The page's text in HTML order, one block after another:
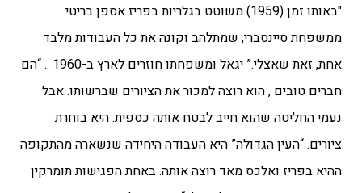
"באותו זמן (1959) משוטט בגלריות בפריז אספן בריטי
ממשפחת סיינסברי, שמתלהב וקונה את כל העבודות מלבד
אחת, זאת שאצלי.” יגאל ומשפחתו חוזרים לארץ ב-1960 .. “הם
חברים טובים , הוא רוצה למכור את הציורים שברשותו. אבל
נעמי החליטה שהוא חייב לבטח אותה כספית. היא בוחרת
ציורים. “העין הגדולה” היא העבודה היחידה שנשארה מהתקופה
ההיא בפריז ואלכס מאד רוצה אותה. באחת הפגישות תומרקין